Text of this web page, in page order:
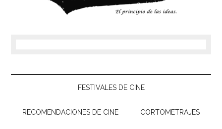
FESTIVALES DE CINE
RECOMENDACIONES DE CINE CORTOMETRAJES